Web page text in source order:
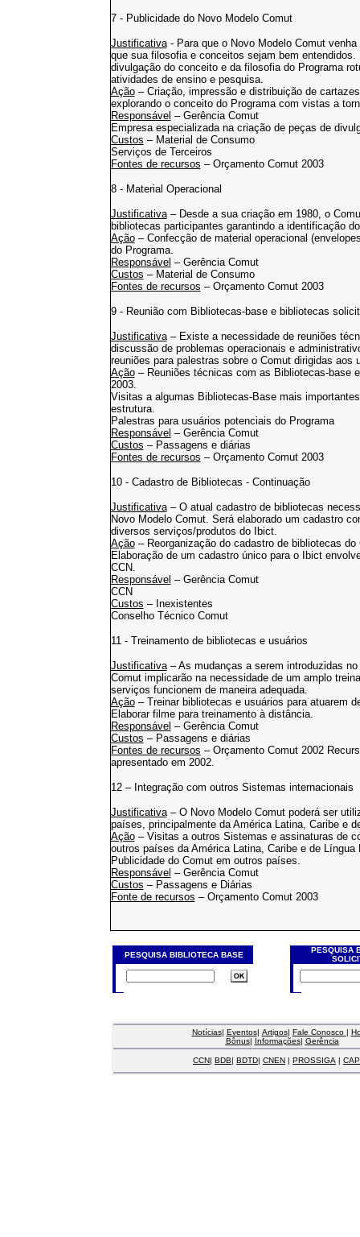
7 - Publicidade do Novo Modelo Comut
Justificativa- Para que o Novo Modelo Comut
que sua filosofia e conceitos sejam bem
divulgação do conceito e da filosofia do Programa
atividades de ensino e pesquisa.
Ação– Criação, impressão e distribuição de
explorando o conceito do Programa com vistas a
Responsável – Gerência Comut
Empresa especializada na criação de peças de
Custos – Material de Consumo
Serviços de Terceiros
Fontes de recursos – Orçamento Comut 2003
8 - Material Operacional
Justificativa– Desde a sua criação em 1980, o
bibliotecas participantes garantindo a identificação
Ação– Confecção de material operacional
do Programa.
Responsável – Gerência Comut
Custos – Material de Consumo
Fontes de recursos – Orçamento Comut 2003
9 - Reunião com Bibliotecas-base e bibliotecas
Justificativa– Existe a necessidade de reuniões
discussão de problemas operacionais e
reuniões para palestras sobre o Comut dirigidas aos
Ação– Reuniões técnicas com as Bibliotecas-base
2003.
Visitas a algumas Bibliotecas-Base mais
estrutura.
Palestras para usuários potenciais do Programa
Responsável – Gerência Comut
Custos – Passagens e diárias
Fontes de recursos – Orçamento Comut 2003
10 - Cadastro de Bibliotecas - Continuação
Justificativa– O atual cadastro de bibliotecas
Novo Modelo Comut. Será elaborado um cadastro
diversos serviços/produtos do Ibict.
Ação– Reorganização do cadastro de bibliotecas do
Elaboração de um cadastro único para o Ibict
CCN.
Responsável – Gerência Comut
CCN
Custos – Inexistentes
Conselho Técnico Comut
11 - Treinamento de bibliotecas e usuários
Justificativa– As mudanças a serem introduzidas
Comut implicarão na necessidade de um amplo
serviços funcionem de maneira adequada.
Ação– Treinar bibliotecas e usuários para atuarem
Elaborar filme para treinamento à distância.
Responsável – Gerência Comut
Custos – Passagens e diárias
Fontes de recursos – Orçamento Comut 2002
apresentado em 2002.
12 – Integração com outros Sistemas internacionais
Justificativa– O Novo Modelo Comut poderá ser
países, principalmente da América Latina, Caribe e
Ação– Visitas a outros Sistemas e assinaturas de
outros países da América Latina, Caribe e de Língua
Publicidade do Comut em outros países.
Responsável – Gerência Comut
Custos – Passagens e Diárias
Fonte de recursos – Orçamento Comut 2003
PESQUISA BIBLIOTECA BASE
PESQUISA
Notícias| Eventos| Artigos| Fale Conosco |
Bônus| Informações| Gerência
CCN| BDB| BDTD| CNEN | PROSSIGA |